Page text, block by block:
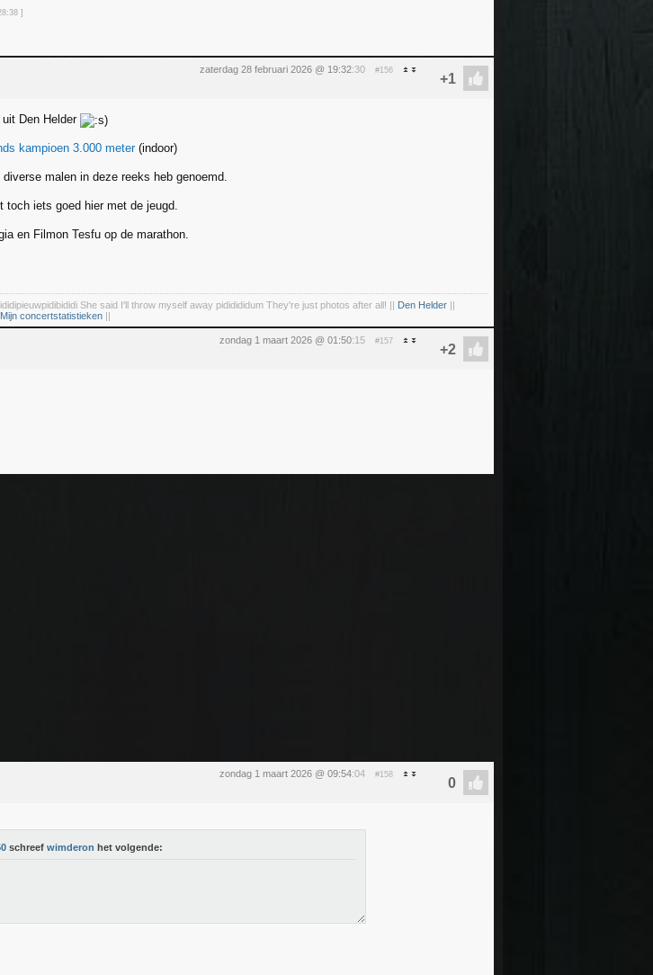
:38 ]
zaterdag 28 februari 2026 @ 19:32:30 #156
Den Helder
kampioen 3.000 meter(indoor)
malen in deze reeks heb genoemd.
toch iets goed hier met de jeugd.
en Filmon Tesfu op de marathon.
She said I'll throw myself away pididididum They're just photos after all! || Den Helder ||
Mijn concertstatistieken ||
zondag 1 maart 2026 @ 01:50:15 #157
zondag 1 maart 2026 @ 09:54:04 #158
schreef wimderon het volgende: